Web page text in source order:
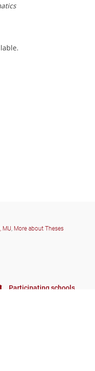
MU, More about Theses
Participating schools